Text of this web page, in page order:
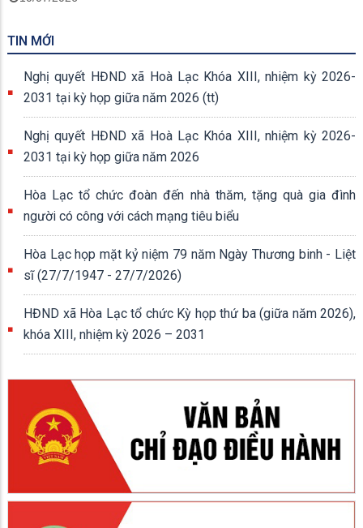
TIN MỚI
Nghị quyết HĐND xã Hoà Lạc Khóa XIII, nhiệm kỳ 2026-
2031 tại kỳ họp giữa năm 2026 (tt)
Nghị quyết HĐND xã Hoà Lạc Khóa XIII, nhiệm kỳ 2026-
2031 tại kỳ họp giữa năm 2026
Hòa Lạc tổ chức đoàn đến nhà thăm, tặng quà gia đình
người có công với cách mạng tiêu biểu
Hòa Lạc họp mặt kỷ niệm 79 năm Ngày Thương binh - Liệt
sĩ (27/7/1947 - 27/7/2026)
HĐND xã Hòa Lạc tổ chức Kỳ họp thứ ba (giữa năm 2026),
khóa XIII, nhiệm kỳ 2026 – 2031